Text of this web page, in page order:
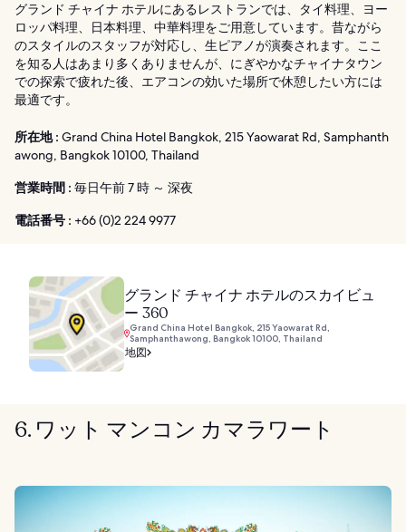
グランド チャイナ ホテルにあるレストランでは、タイ料理、ヨー
ロッパ料理、日本料理、中華料理をご用意しています。昔ながら
のスタイルのスタッフが対応し、生ピアノが演奏されます。ここ
を知る人はあまり多くありませんが、にぎやかなチャイナタウン
での探索で疲れた後、エアコンの効いた場所で休憩したい方には
最適です。
所在地 : Grand China Hotel Bangkok, 215 Yaowarat Rd, Samphanth
awong, Bangkok 10100, Thailand
営業時間 : 毎日午前 7 時 ～ 深夜
電話番号 : +66 (0)2 224 9977
グランド チャイナ ホテルのスカイビュ
ー 360
Grand China Hotel Bangkok, 215 Yaowarat Rd,
Samphanthawong, Bangkok 10100, Thailand
地図
6. ワット マンコン カマラワート